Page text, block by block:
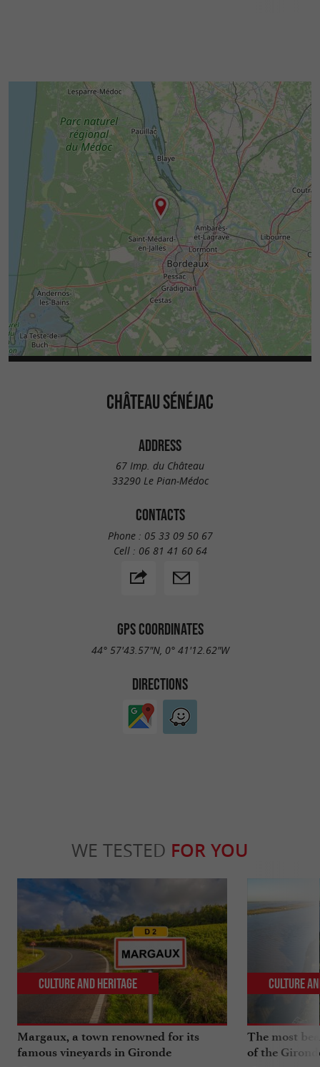
CHÂTEAU SÉNÉJAC
ADDRESS
67 Imp. du Château
33290 Le Pian-Médoc
CONTACTS
Phone : 05 33 09 50 67
Cell : 06 81 41 60 64
GPS COORDINATES
44° 57'43.57"N, 0° 41'12.62"W
DIRECTIONS
WE TESTED FOR YOU
Margaux, a town renowned for its
famous vineyards in Gironde
Culture and Heritage
The most
of the
Culture